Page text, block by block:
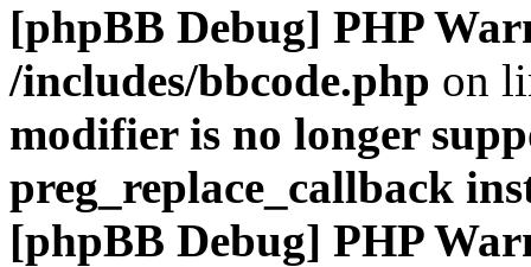
[phpBB Debug] PHP
/includes/bbcode.php on
modifier is no longer
preg_replace_callback
[phpBB Debug] PHP